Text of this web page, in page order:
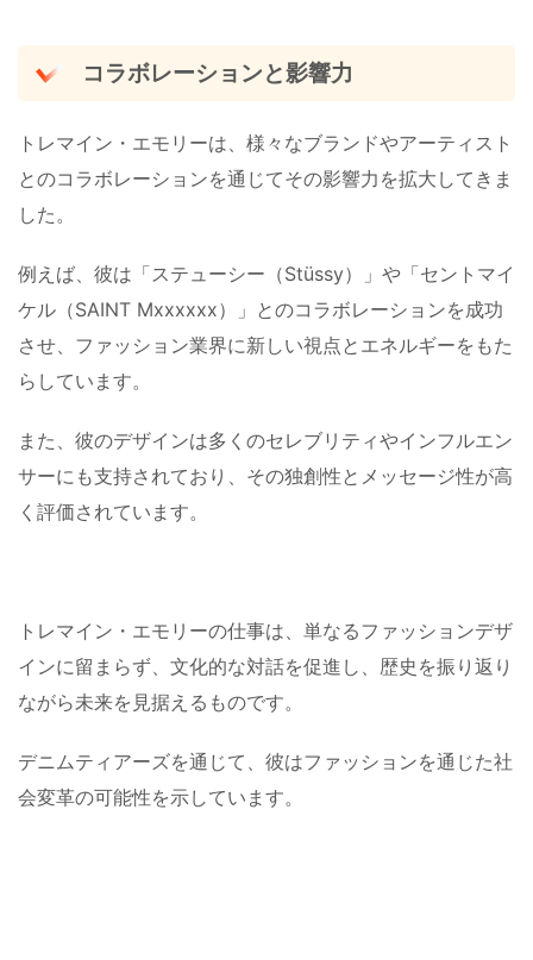
コラボレーションと影響力
トレマイン・エモリーは、様々なブランドやアーティスト
とのコラボレーションを通じてその影響力を拡大してきま
した。
例えば、彼は「ステューシー（Stüssy）」や「セントマイ
ケル（SAINT Mxxxxxx）」とのコラボレーションを成功
させ、ファッション業界に新しい視点とエネルギーをもた
らしています。
また、彼のデザインは多くのセレブリティやインフルエン
サーにも支持されており、その独創性とメッセージ性が高
く評価されています​。
トレマイン・エモリーの仕事は、単なるファッションデザ
インに留まらず、文化的な対話を促進し、歴史を振り返り
ながら未来を見据えるものです。
デニムティアーズを通じて、彼はファッションを通じた社
会変革の可能性を示しています。